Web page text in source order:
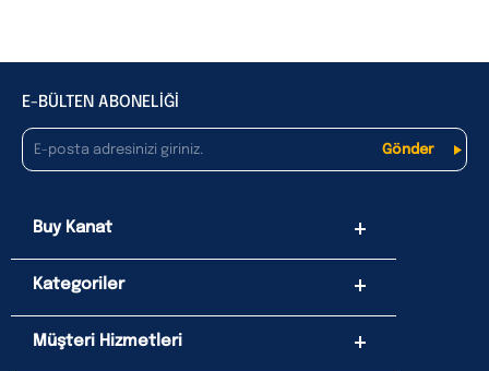
E-BÜLTEN ABONELİĞİ
Buy Kanat
Kategoriler
Müşteri Hizmetleri